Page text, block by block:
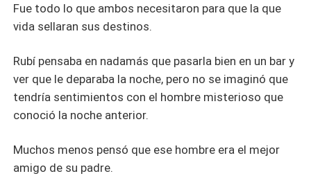
Fue todo lo que ambos necesitaron para que la que
vida sellaran sus destinos.
Rubí pensaba en nadamás que pasarla bien en un bar y
ver que le deparaba la noche, pero no se imaginó que
tendría sentimientos con el hombre misterioso que
conoció la noche anterior.
Muchos menos pensó que ese hombre era el mejor
amigo de su padre.